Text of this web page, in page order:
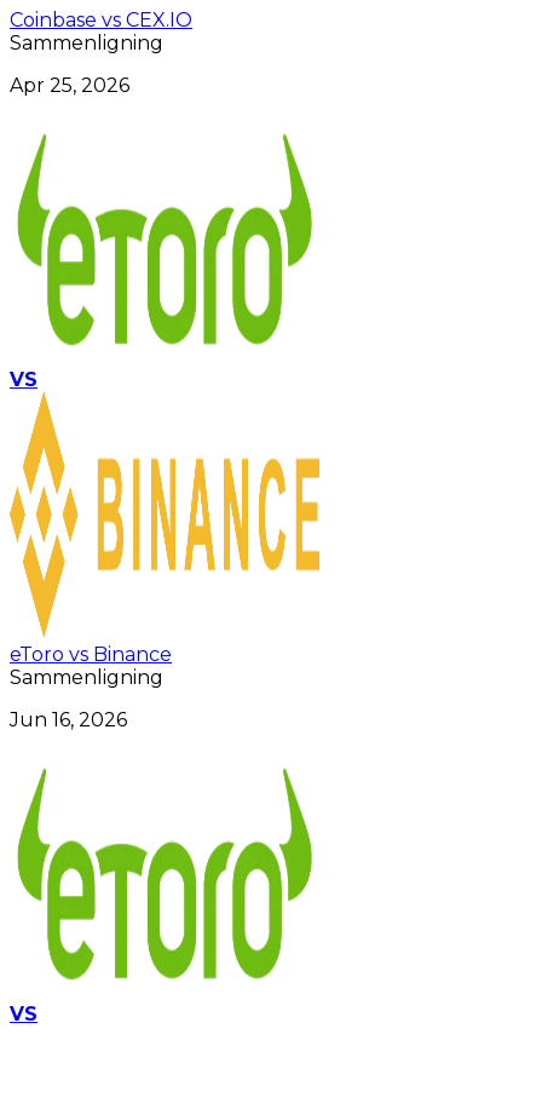
Coinbase vs CEX.IO
Sammenligning
Apr 25, 2026
VS
eToro vs Binance
Sammenligning
Jun 16, 2026
VS